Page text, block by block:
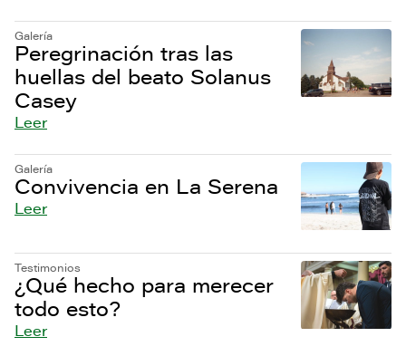
Galería
Peregrinación tras las
huellas del beato Solanus
Casey
Leer
Galería
Convivencia en La Serena
Leer
Testimonios
¿Qué hecho para merecer
todo esto?
Leer